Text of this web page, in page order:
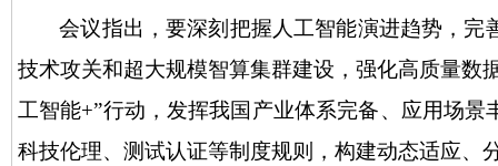
会议指出，要深刻把握人工智能演进趋势，
技术攻关和超大规模智算集群建设，强化高质量
工智能+”行动，发挥我国产业体系完备、应用场
科技伦理、测试认证等制度规则，构建动态适应、